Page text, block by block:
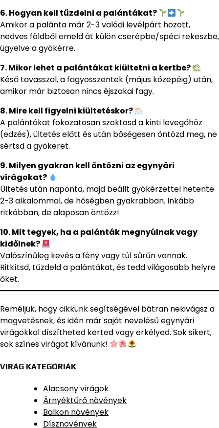
6. Hogyan kell tűzdelni a palántákat?
Amikor a palánta már 2-3 valódi levélpárt hozott,
nedves földből emeld át külön cserépbe/spéci rekeszbe,
ügyelve a gyökérre.
7. Mikor lehet a palántákat kiültetni a kertbe?
Késő tavasszal, a fagyosszentek (május közepéig) után,
amikor már biztosan nincs éjszakai fagy.
8. Mire kell figyelni kiültetéskor?
A palántákat fokozatosan szoktasd a kinti levegőhöz
(edzés), ültetés előtt és után bőségesen öntözd meg, ne
sértsd a gyökeret.
9. Milyen gyakran kell öntözni az egynyári
virágokat?
Ültetés után naponta, majd beállt gyökérzettel hetente
2-3 alkalommal, de hőségben gyakrabban. Inkább
ritkábban, de alaposan öntözz!
10. Mit tegyek, ha a palánták megnyúlnak vagy
kidőlnek?
Valószínűleg kevés a fény vagy túl sűrűn vannak.
Ritkítsd, tűzdeld a palántákat, és tedd világosabb helyre
őket.
Reméljük, hogy cikkünk segítségével bátran nekivágsz a
magvetésnek, és idén már saját nevelésű egynyári
virágokkal díszítheted kerted vagy erkélyed. Sok sikert,
sok színes virágot kívánunk!
VIRÁG KATEGÓRIÁK
Alacsony virágok
Árnyéktűrő növények
Balkon növények
Dísznövények